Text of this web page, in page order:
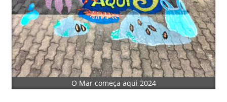
O Mar começa aqui 2024